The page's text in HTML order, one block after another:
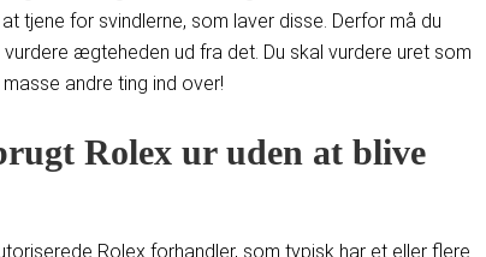
tjene for svindlerne, som laver disse. Derfor må du
ægteheden ud fra det. Du skal vurdere uret som
andre ting ind over!
Rolex ur uden at blive
Rolex forhandler, som typisk har et eller flere